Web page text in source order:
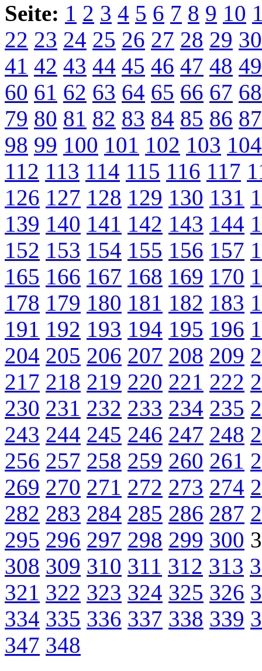
Seite: 1 2 3 4 5 6 7 8 9 10
22 23 24 25 26 27 28 29 30
41 42 43 44 45 46 47 48 49
60 61 62 63 64 65 66 67 68
79 80 81 82 83 84 85 86 87
98 99 100 101 102 103 104
112 113 114 115 116 117
126 127 128 129 130 131
139 140 141 142 143 144
152 153 154 155 156 157
165 166 167 168 169 170
178 179 180 181 182 183
191 192 193 194 195 196
204 205 206 207 208 209
217 218 219 220 221 222
230 231 232 233 234 235
243 244 245 246 247 248
256 257 258 259 260 261
269 270 271 272 273 274
282 283 284 285 286 287
295 296 297 298 299 300
308 309 310 311 312 313
321 322 323 324 325 326
334 335 336 337 338 339
347 348